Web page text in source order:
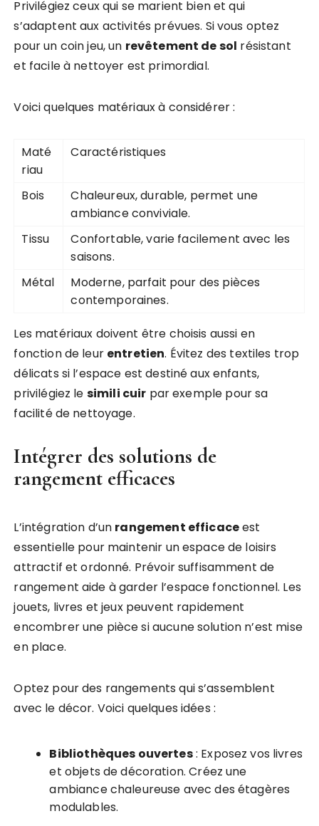
Privilégiez ceux qui se marient bien et qui
s’adaptent aux activités prévues. Si vous optez
pour un coin jeu, un revêtement de sol résistant
et facile à nettoyer est primordial.
Voici quelques matériaux à considérer :
Maté
riau
Caractéristiques
Bois
Chaleureux, durable, permet une
ambiance conviviale.
Tissu
Confortable, varie facilement avec les
saisons.
Métal
Moderne, parfait pour des pièces
contemporaines.
Les matériaux doivent être choisis aussi en
fonction de leur entretien. Évitez des textiles trop
délicats si l’espace est destiné aux enfants,
privilégiez le simili cuir par exemple pour sa
facilité de nettoyage.
Intégrer des solutions de
rangement efficaces
L’intégration d’un rangement efficaceest
essentielle pour maintenir un espace de loisirs
attractif et ordonné. Prévoir suffisamment de
rangement aide à garder l’espace fonctionnel. Les
jouets, livres et jeux peuvent rapidement
encombrer une pièce si aucune solution n’est mise
en place.
Optez pour des rangements qui s’assemblent
avec le décor. Voici quelques idées :
Bibliothèques ouvertes: Exposez vos livres
et objets de décoration. Créez une
ambiance chaleureuse avec des étagères
modulables.